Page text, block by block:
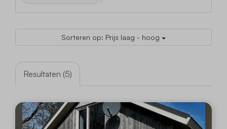
Sorteren op: Prijs laag - hoog
Resultaten (5)